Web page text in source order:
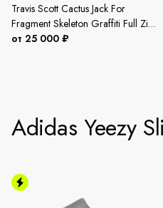
Travis Scott Cactus Jack For
Fragment Skeleton Graffiti Full Zip
Hoodie "Multi"
от 25 000 ₽
Adidas Yeezy